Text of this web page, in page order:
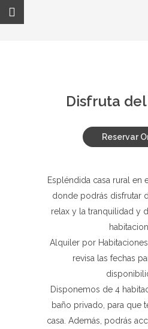
Disfruta
Reservar
Espléndida casa rural en
donde podrás disfrutar
relax y la tranquilidad y
Alquiler por
revisa las fechas
Disponemos de 4
baño privado, para que
casa. Además, podrás